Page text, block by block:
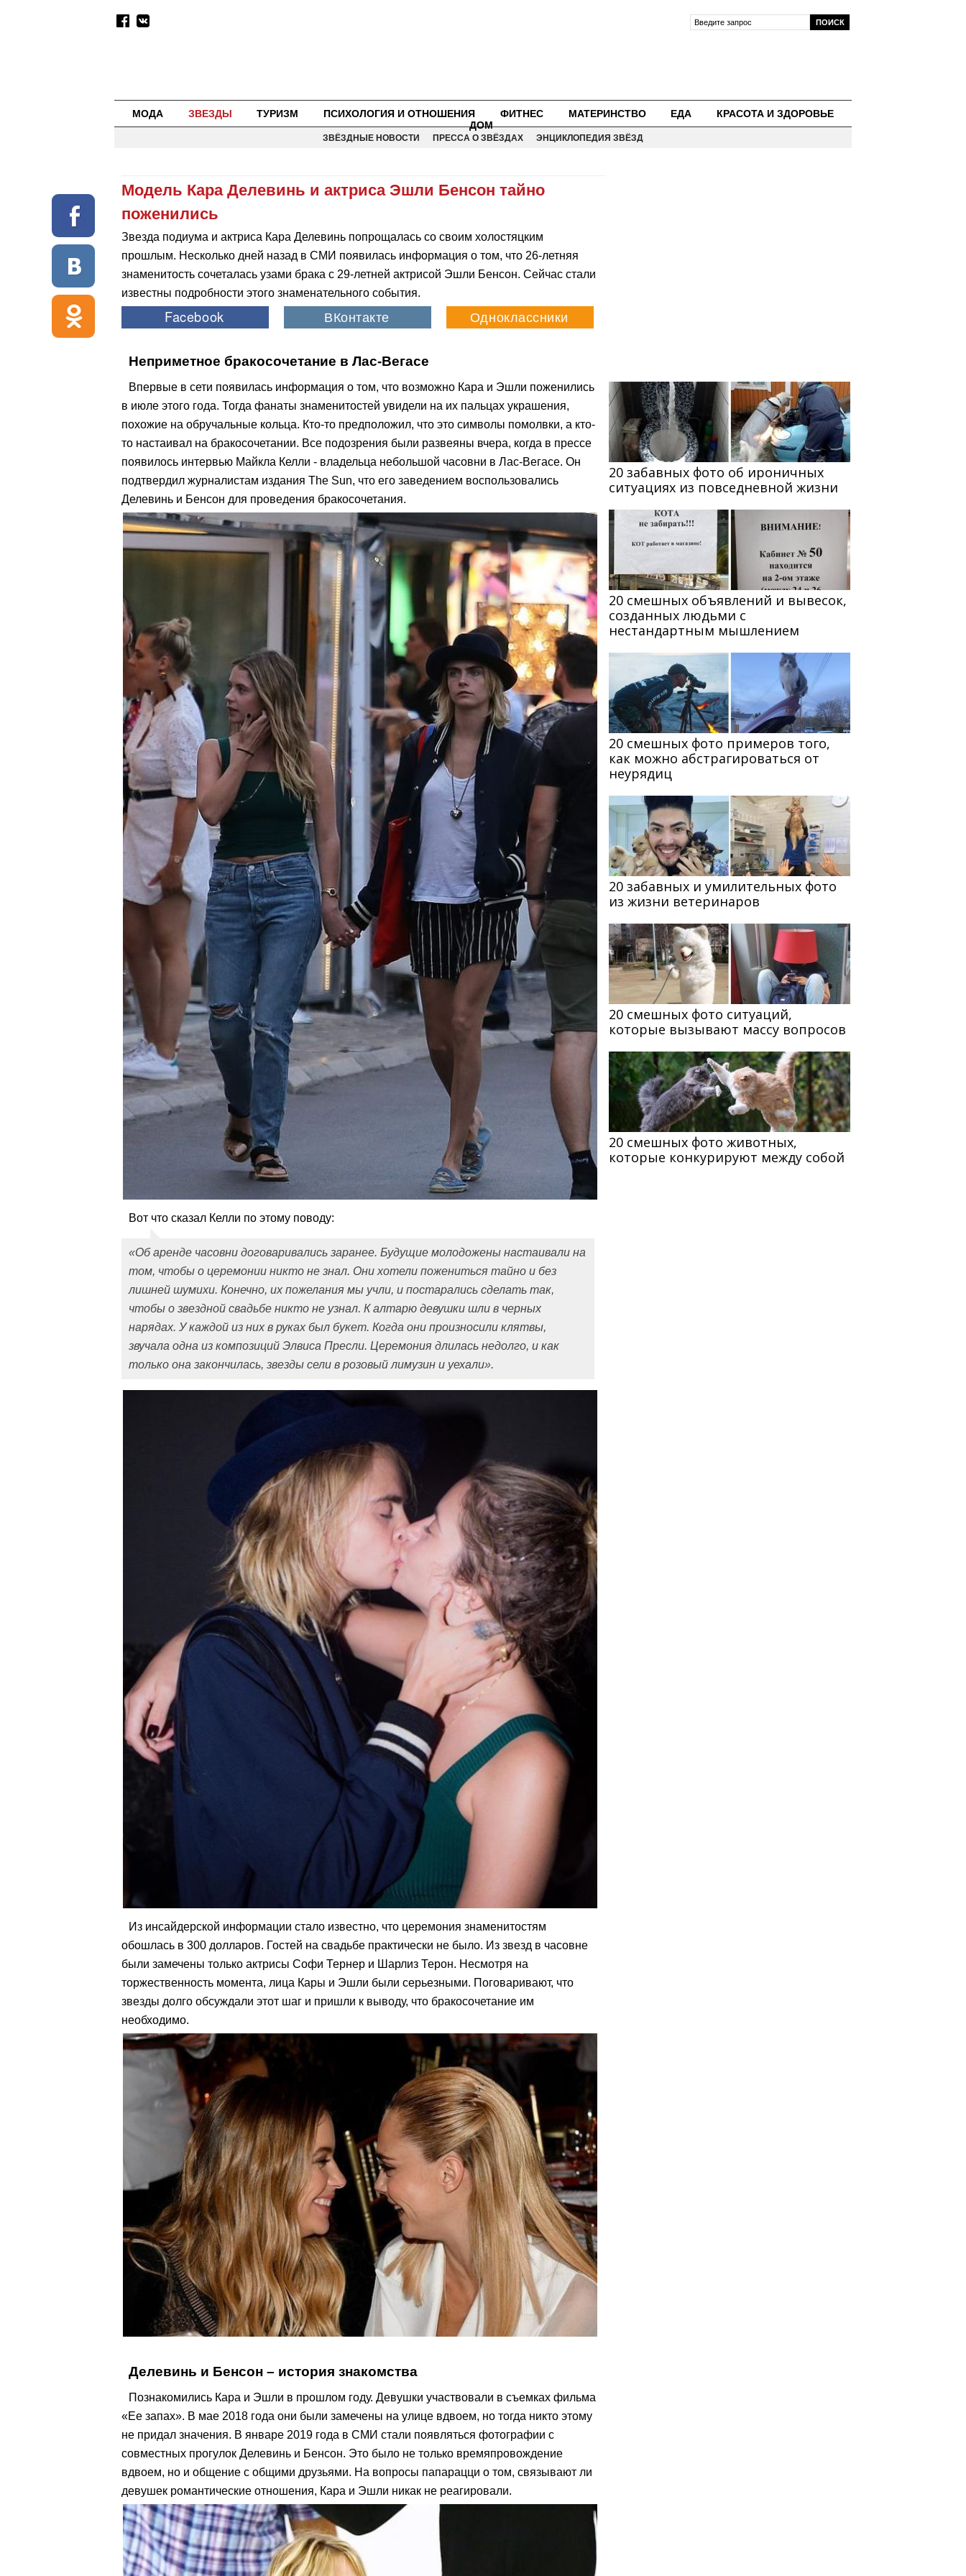
МОДА ЗВЕЗДЫ ТУРИЗМ ПСИХОЛОГИЯ И ОТНОШЕНИЯ ФИТНЕС МАТЕРИНСТВО ЕДА
КРАСОТА И ЗДОРОВЬЕ
ДОМ
ЗВЁЗДНЫЕ НОВОСТИ ПРЕССА О ЗВЁЗДАХ ЭНЦИКЛОПЕДИЯ ЗВЁЗД
Модель Кара Делевинь и актриса Эшли Бенсон тайно
поженились
Звезда подиума и актриса Кара Делевинь попрощалась со своим холостяцким
прошлым. Несколько дней назад в СМИ появилась информация о том, что 26-летняя
знаменитость сочеталась узами брака с 29-летней актрисой Эшли Бенсон. Сейчас стали
известны подробности этого знаменательного события.
Неприметное бракосочетание в Лас-Вегасе
Впервые в сети появилась информация о том, что возможно Кара и Эшли поженились
в июле этого года. Тогда фанаты знаменитостей увидели на их пальцах украшения,
похожие на обручальные кольца. Кто-то предположил, что это символы помолвки, а кто-
то настаивал на бракосочетании. Все подозрения были развеяны вчера, когда в прессе
появилось интервью Майкла Келли - владельца небольшой часовни в Лас-Вегасе. Он
подтвердил журналистам издания The Sun, что его заведением воспользовались
Делевинь и Бенсон для проведения бракосочетания.
Вот что сказал Келли по этому поводу:
«Об аренде часовни договаривались заранее. Будущие молодожены настаивали на
том, чтобы о церемонии никто не знал. Они хотели пожениться тайно и без
лишней шумихи. Конечно, их пожелания мы учли, и постарались сделать так,
чтобы о звездной свадьбе никто не узнал. К алтарю девушки шли в черных
нарядах. У каждой из них в руках был букет. Когда они произносили клятвы,
звучала одна из композиций Элвиса Пресли. Церемония длилась недолго, и как
только она закончилась, звезды сели в розовый лимузин и уехали».
Из инсайдерской информации стало известно, что церемония знаменитостям
обошлась в 300 долларов. Гостей на свадьбе практически не было. Из звезд в часовне
были замечены только актрисы Софи Тернер и Шарлиз Терон. Несмотря на
торжественность момента, лица Кары и Эшли были серьезными. Поговаривают, что
звезды долго обсуждали этот шаг и пришли к выводу, что бракосочетание им
необходимо.
Делевинь и Бенсон – история знакомства
Познакомились Кара и Эшли в прошлом году. Девушки участвовали в съемках фильма
«Ее запах». В мае 2018 года они были замечены на улице вдвоем, но тогда никто этому
не придал значения. В январе 2019 года в СМИ стали появляться фотографии с
совместных прогулок Делевинь и Бенсон. Это было не только времяпровождение
вдвоем, но и общение с общими друзьями. На вопросы папарацци о том, связывают ли
девушек романтические отношения, Кара и Эшли никак не реагировали.
20 забавных фото об ироничных
ситуациях из повседневной жизни
20 смешных объявлений и вывесок,
созданных людьми с
нестандартным мышлением
20 смешных фото примеров того,
как можно абстрагироваться от
неурядиц
20 забавных и умилительных фото
из жизни ветеринаров
20 смешных фото ситуаций,
которые вызывают массу вопросов
20 смешных фото животных,
которые конкурируют между собой